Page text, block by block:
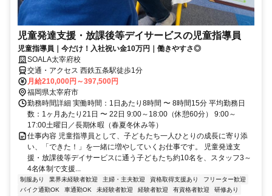
児童発達支援・放課後等デイサービスの児童指導員
児童指導員｜今だけ！入社祝い金10万円｜働きやすさ◎
SOALA太宰府校
交通・アクセス 西鉄五条駅徒歩1分
月給210,000円～397,500円
福岡県太宰府市
勤務時間詳細 実働時間：1日あたり8時間 〜 8時間15分 平均勤務日
数：1ヶ月あたり21日 〜 22日 9:00～18:00（休憩60分） 9:00～
17:00土曜日／長期休暇（春夏冬休み等）
仕事内容 児童指導員として、子どもたち一人ひとりの成長に寄り添
い、「できた！」を一緒に増やしていくお仕事です。 児童発達支
援・放課後等デイサービスに通う子どもたち約10名を、スタッフ3～
4名体制で支援...
制服あり 業界未経験者歓迎 主婦・主夫歓迎 資格取得支援あり
フリーター歓迎
バイク通勤OK
車通勤OK 未経験者歓迎 経験者歓迎 有資格者歓迎
研修あり